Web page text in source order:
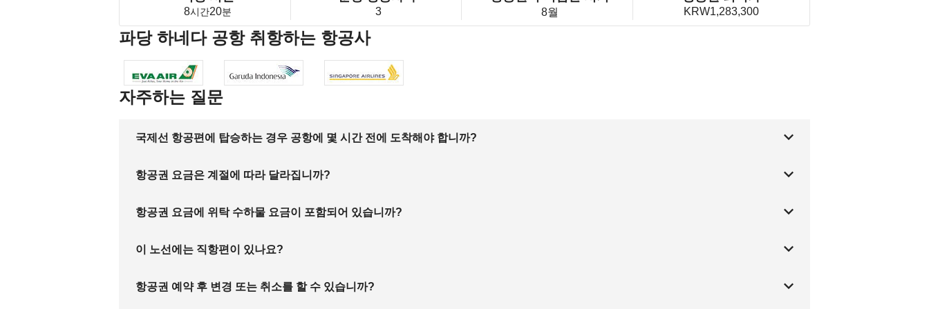
8시간20분 3 8월 KRW1,283,300
파당 하네다 공항 취항하는 항공사
자주하는 질문
국제선 항공편에 탑승하는 경우 공항에 몇 시간 전에 도착해야 합니까?
항공권 요금은 계절에 따라 달라집니까?
항공권 요금에 위탁 수하물 요금이 포함되어 있습니까?
이 노선에는 직항편이 있나요?
항공권 예약 후 변경 또는 취소를 할 수 있습니까?